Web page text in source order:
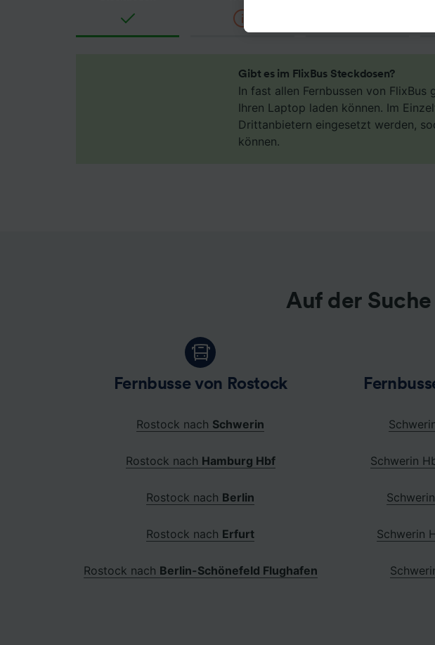
Gibt es im FlixBus Steckdosen?
In fast allen Fernbussen von
Ihren Laptop laden können. Im
Drittanbietern eingesetzt werden,
können.
Auf der
Fernbusse von Rostock
Rostock nach Schwerin
Rostock nach Hamburg Hbf
Rostock nach Berlin
Rostock nach Erfurt
Rostock nach Berlin-Schönefeld Flughafen
Schwerin
Schwerin
akzeptieren oder verwalten,
berechtigtem Interesse.
Daten werden nicht für
haben, Ihr Surfverhalten
Wir und unsere Partner
Verwendung genauer